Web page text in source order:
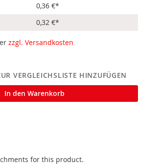
0,36 €*
0,32 €*
zzgl. Versandkosten
VERGLEICHSLISTE HINZUFÜGEN
In den Warenkorb
for this product.